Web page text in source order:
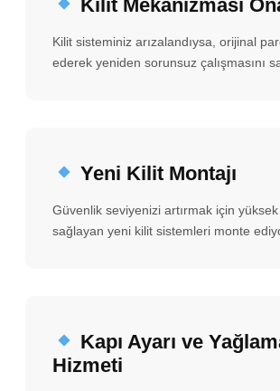
Kilit Mekanizması
Kilit sisteminiz arızalandıysa, orijinal
ederek yeniden sorunsuz çalışmasını
Yeni Kilit Montajı
Güvenlik seviyenizi artırmak için
sağlayan yeni kilit sistemleri monte
Kapı Ayarı ve
Hizmeti